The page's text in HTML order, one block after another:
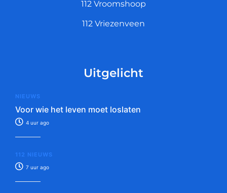
112 Vroomshoop
112 Vriezenveen
Uitgelicht
NIEUWS
Voor wie het leven moet loslaten
4 uur ago
112 NIEUWS
7 uur ago